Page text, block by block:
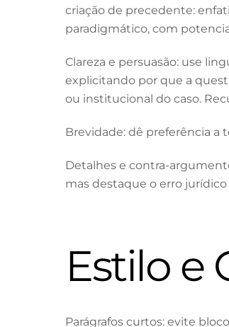
criação de precedente:
paradigmático, com
Clareza e persuasão: use
explicitando por que a
ou institucional do caso.
Brevidade: dê preferência a
Detalhes e contra-
mas destaque o erro
Estilo e
Parágrafos curtos: evite